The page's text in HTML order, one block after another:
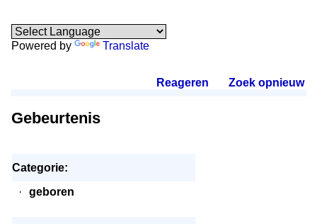
Powered by Translate
Reageren Zoek opnieuw.
Gebeurtenis
Categorie:
·
geboren